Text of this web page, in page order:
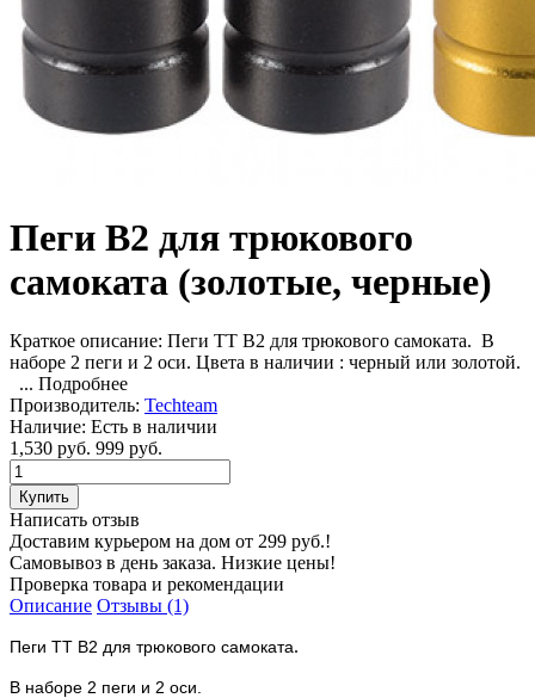
Пеги B2 для трюкового
самоката (золотые, черные)
Краткое описание: Пеги TT B2 для трюкового самоката. В
наборе 2 пеги и 2 оси. Цвета в наличии : черный или золотой.
... Подробнее
Производитель: Techteam
Наличие: Есть в наличии
1,530 руб. 999 руб.
Написать отзыв
Доставим курьером на дом от 299 руб.!
Самовывоз в день заказа. Низкие цены!
Проверка товара и рекомендации
Описание Отзывы (1)
Пеги TT B2 для трюкового самоката.
В наборе 2 пеги и 2 оси.